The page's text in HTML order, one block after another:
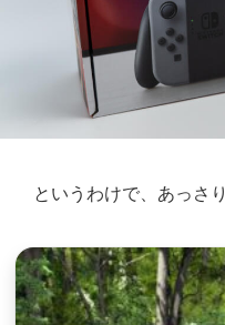
というわけで、あっさ